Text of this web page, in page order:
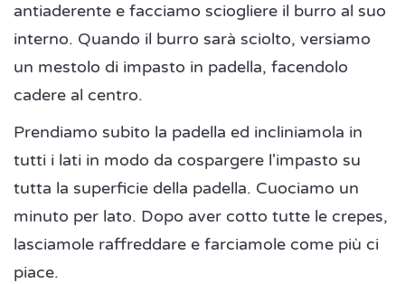
antiaderente e facciamo sciogliere il burro al suo
interno. Quando il burro sarà sciolto, versiamo
un mestolo di impasto in padella, facendolo
cadere al centro.
Prendiamo subito la padella ed incliniamola in
tutti i lati in modo da cospargere l'impasto su
tutta la superficie della padella. Cuociamo un
minuto per lato. Dopo aver cotto tutte le crepes,
lasciamole raffreddare e farciamole come più ci
piace.